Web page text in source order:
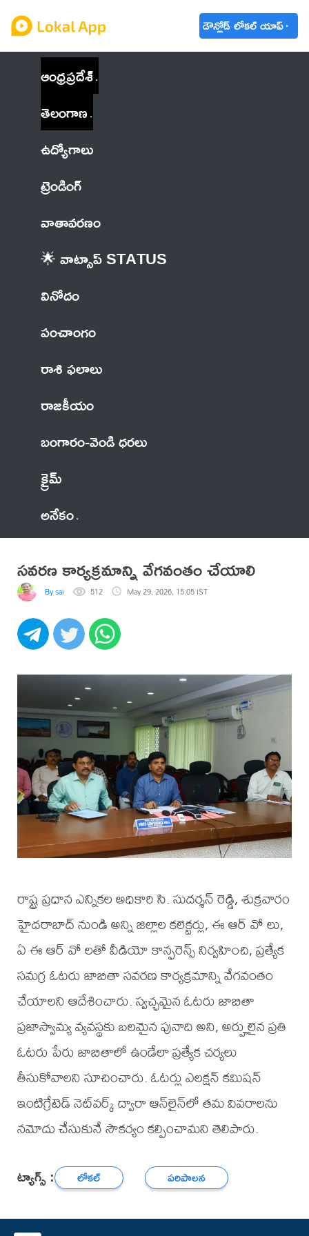
డౌన్లోడ్ లోకల్ యాప్
ఆంధ్రప్రదేశ్
తెలంగాణ
ఉద్యోగాలు
ట్రెండింగ్
వాతావరణం
🌟 వాట్సాప్ STATUS
వినోదం
పంచాంగం
రాశి ఫలాలు
రాజకీయం
బంగారం-వెండి ధరలు
క్రైమ్
అనేకం
సవరణ కార్యక్రమాన్ని వేగవంతం చేయాలి
By sai 512 May 29, 2026, 15:05 IST
రాష్ట్ర ప్రధాన ఎన్నికల అధికారి సి. సుదర్శన్ రెడ్డి, శుక్రవారం
హైదరాబాద్ నుండి అన్ని జిల్లాల కలెక్టర్లు, ఈ ఆర్ వో లు,
ఏ ఈ ఆర్ వో లతో వీడియో కాన్ఫరెన్స్ నిర్వహించి, ప్రత్యేక
సమగ్ర ఓటరు జాబితా సవరణ కార్యక్రమాన్ని వేగవంతం
చేయాలని ఆదేశించారు. స్వచ్ఛమైన ఓటరు జాబితా
ప్రజాస్వామ్య వ్యవస్థకు బలమైన పునాది అని, అర్హులైన ప్రతి
ఓటరు పేరు జాబితాలో ఉండేలా ప్రత్యేక చర్యలు
తీసుకోవాలని సూచించారు. ఓటర్లు ఎలక్షన్ కమిషన్
ఇంటిగ్రేటెడ్ నెట్‌వర్క్ ద్వారా ఆన్‌లైన్‌లో తమ వివరాలను
నమోదు చేసుకునే సౌకర్యం కల్పించామని తెలిపారు.
ట్యాగ్స్ : లోకల్ పరిపాలన